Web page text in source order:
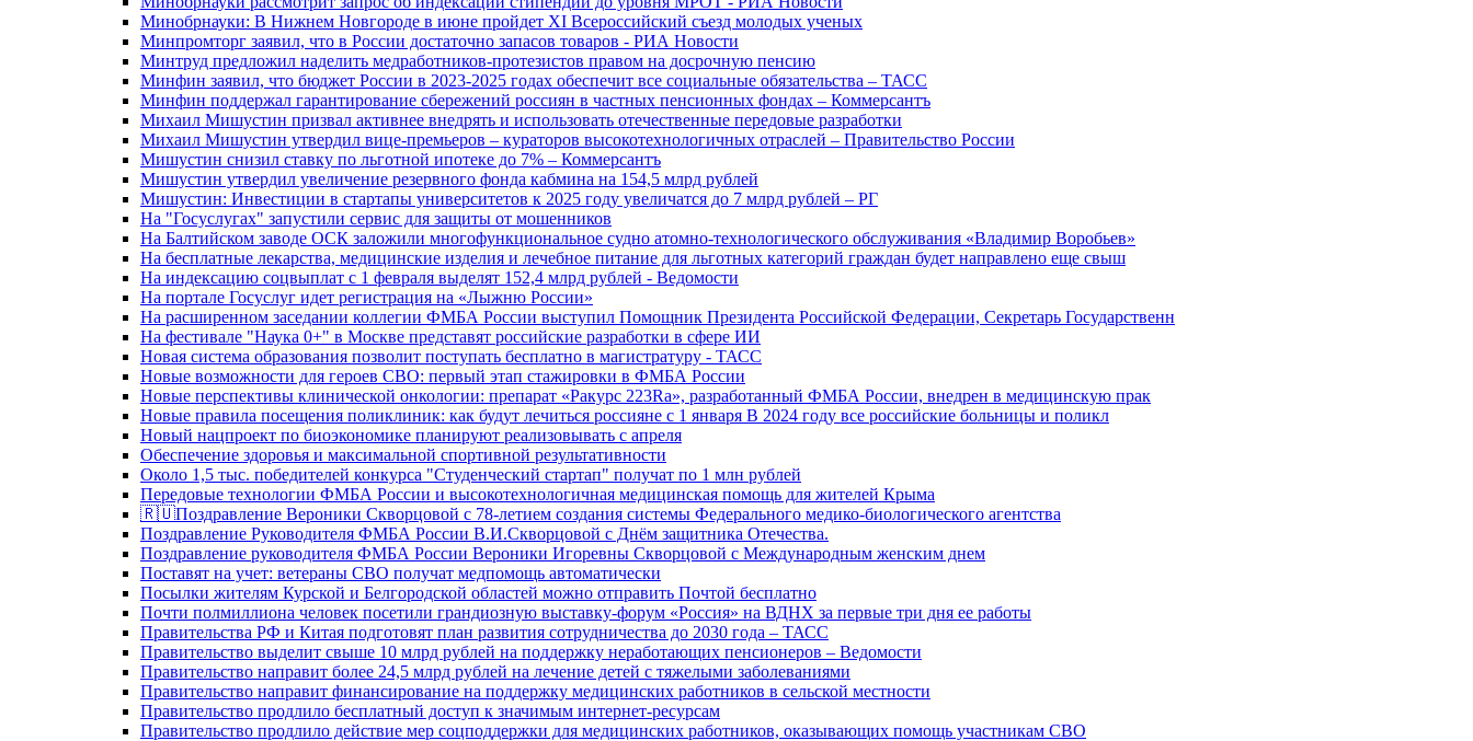
Минобрнауки: В Нижнем Новгороде в июне пройдет XI Всероссийский съезд молодых ученых
Минпромторг заявил, что в России достаточно запасов товаров - РИА Новости
Минтруд предложил наделить медработников-протезистов правом на досрочную пенсию
Минфин заявил, что бюджет России в 2023-2025 годах обеспечит все социальные обязательства – ТАСС
Минфин поддержал гарантирование сбережений россиян в частных пенсионных фондах – Коммерсантъ
Михаил Мишустин призвал активнее внедрять и использовать отечественные передовые разработки
Михаил Мишустин утвердил вице-премьеров – кураторов высокотехнологичных отраслей – Правительство России
Мишустин снизил ставку по льготной ипотеке до 7% – Коммерсантъ
Мишустин утвердил увеличение резервного фонда кабмина на 154,5 млрд рублей
Мишустин: Инвестиции в стартапы университетов к 2025 году увеличатся до 7 млрд рублей – РГ
На "Госуслугах" запустили сервис для защиты от мошенников
На Балтийском заводе ОСК заложили многофункциональное судно атомно-технологического обслуживания «Владимир Воробьев»
На бесплатные лекарства, медицинские изделия и лечебное питание для льготных категорий граждан будет направлено еще свыш
На индексацию соцвыплат с 1 февраля выделят 152,4 млрд рублей - Ведомости
На портале Госуслуг идет регистрация на «Лыжню России»
На расширенном заседании коллегии ФМБА России выступил Помощник Президента Российской Федерации, Секретарь Государственн
На фестивале "Наука 0+" в Москве представят российские разработки в сфере ИИ
Новая система образования позволит поступать бесплатно в магистратуру - ТАСС
Новые возможности для героев СВО: первый этап стажировки в ФМБА России
Новые перспективы клинической онкологии: препарат «Ракурс 223Ra», разработанный ФМБА России, внедрен в медицинскую прак
Новые правила посещения поликлиник: как будут лечиться россияне с 1 января В 2024 году все российские больницы и поликл
Новый нацпроект по биоэкономике планируют реализовывать с апреля
Обеспечение здоровья и максимальной спортивной результативности
Около 1,5 тыс. победителей конкурса "Студенческий стартап" получат по 1 млн рублей
Передовые технологии ФМБА России и высокотехнологичная медицинская помощь для жителей Крыма
🇷🇺Поздравление Вероники Скворцовой с 78-летием создания системы Федерального медико-биологического агентства
Поздравление Руководителя ФМБА России В.И.Скворцовой с Днём защитника Отечества.
Поздравление руководителя ФМБА России Вероники Игоревны Скворцовой с Международным женским днем
Поставят на учет: ветераны СВО получат медпомощь автоматически
Посылки жителям Курской и Белгородской областей можно отправить Почтой бесплатно
Почти полмиллиона человек посетили грандиозную выставку-форум «Россия» на ВДНХ за первые три дня ее работы
Правительства РФ и Китая подготовят план развития сотрудничества до 2030 года – ТАСС
Правительство выделит свыше 10 млрд рублей на поддержку неработающих пенсионеров – Ведомости
Правительство направит более 24,5 млрд рублей на лечение детей с тяжелыми заболеваниями
Правительство направит финансирование на поддержку медицинских работников в сельской местности
Правительство продлило бесплатный доступ к значимым интернет-ресурсам
Правительство продлило действие мер соцподдержки для медицинских работников, оказывающих помощь участникам СВО